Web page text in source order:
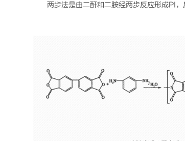
两步法是由二酐和二胺经两步反应形成PI